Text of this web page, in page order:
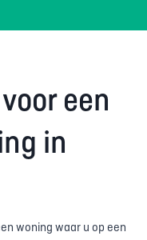
een
in
woning waar u op een